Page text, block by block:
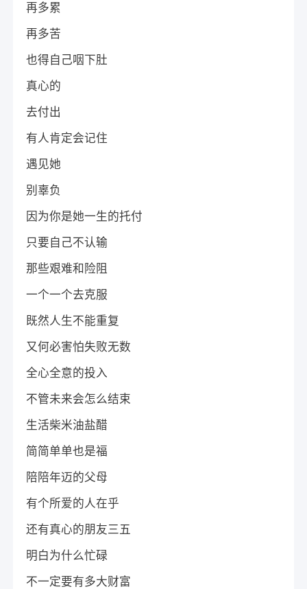
再多累
再多苦
也得自己咽下肚
真心的
去付出
有人肯定会记住
遇见她
别辜负
因为你是她一生的托付
只要自己不认输
那些艰难和险阻
一个一个去克服
既然人生不能重复
又何必害怕失败无数
全心全意的投入
不管未来会怎么结束
生活柴米油盐醋
简简单单也是福
陪陪年迈的父母
有个所爱的人在乎
还有真心的朋友三五
明白为什么忙碌
不一定要有多大财富